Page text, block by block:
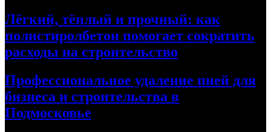
Лёгкий, тёплый и прочный: как
полистиролбетон помогает сократить
расходы на строительство
Профессиональное удаление пней для
бизнеса и строительства в
Подмосковье